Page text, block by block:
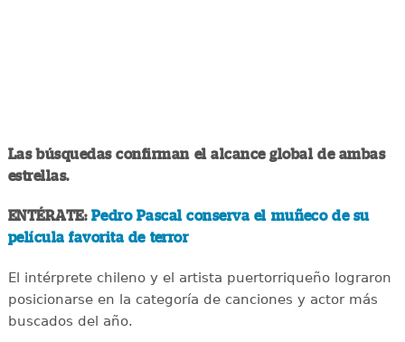
Las búsquedas confirman el alcance global de ambas
estrellas.
ENTÉRATE: Pedro Pascal conserva el muñeco de su
película favorita de terror
El intérprete chileno y el artista puertorriqueño lograron
posicionarse en la categoría de canciones y actor más
buscados del año.